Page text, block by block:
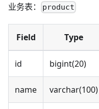
业务表： product
Field Type
id bigint(20)
name varchar(100)